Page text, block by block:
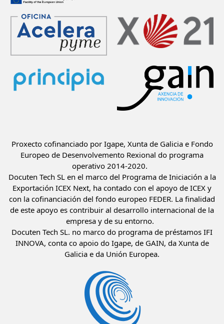
Proxecto cofinanciado por Igape, Xunta de Galicia e Fondo
Europeo de Desenvolvemento Rexional do programa
operativo 2014-2020.
Docuten Tech SL en el marco del Programa de Iniciación a la
Exportación ICEX Next, ha contado con el apoyo de ICEX y
con la cofinanciación del fondo europeo FEDER. La finalidad
de este apoyo es contribuir al desarrollo internacional de la
empresa y de su entorno.
Docuten Tech SL. no marco do programa de préstamos IFI
INNOVA, conta co apoio do Igape, de GAIN, da Xunta de
Galicia e da Unión Europea.